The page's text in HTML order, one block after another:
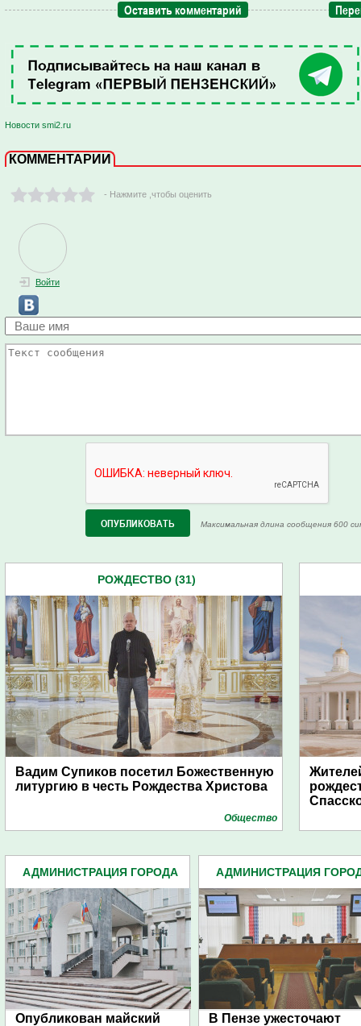
Оставить комментарий
Новости smi2.ru
КОММЕНТАРИИ
- Нажмите ,чтобы оценить
Войти
Максимальная длина сообщения 600
РОЖДЕСТВО (31)
Вадим Супиков посетил Божественную
литургию в честь Рождества Христова
Общество
АДМИНИСТРАЦИЯ ГОРОДА
Опубликован майский
АДМИНИСТРАЦИЯ
В Пензе ужесточают